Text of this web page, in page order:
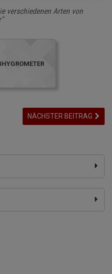
verschiedenen Arten von
NÄCHSTER BEITRAG